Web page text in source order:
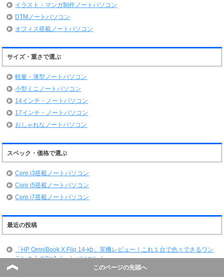
イラスト・マンガ制作ノートパソコン
DTMノートパソコン
オフィス搭載ノートパソコン
サイズ・重さで選ぶ
軽量・薄型ノートパソコン
小型ミニノートパソコン
14インチ・ノートパソコン
17インチ・ノートパソコン
おしゃれなノートパソコン
スペック・価格で選ぶ
Core i3搭載ノートパソコン
Core i5搭載ノートパソコン
Core i7搭載ノートパソコン
最近の投稿
「HP OmniBook X Flip 14-kb」実機レビュー！これ１台で色々できるワン
ランク上の2in1ノートパソコン！
このページの先頭へ